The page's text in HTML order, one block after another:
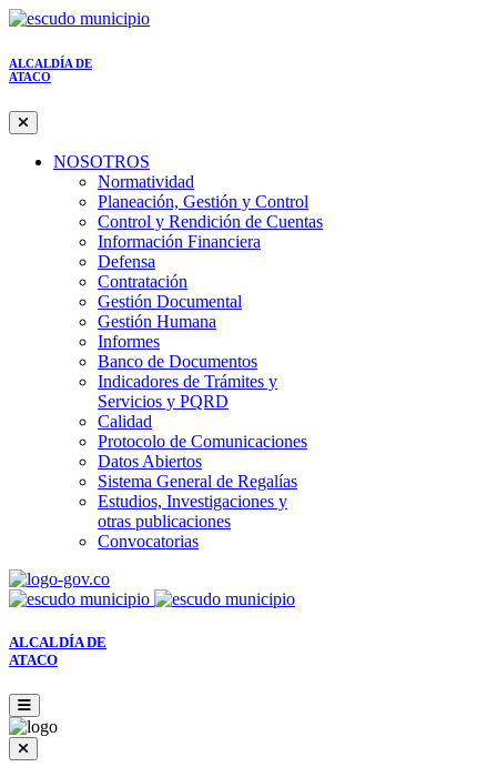
ALCALDÍA DE
ATACO
NOSOTROS
Normatividad
Planeación, Gestión y Control
Control y Rendición de Cuentas
Información Financiera
Defensa
Contratación
Gestión Documental
Gestión Humana
Informes
Banco de Documentos
Indicadores de Trámites y
Servicios y PQRD
Calidad
Protocolo de Comunicaciones
Datos Abiertos
Sistema General de Regalías
Estudios, Investigaciones y
otras publicaciones
Convocatorias
ALCALDÍA DE
ATACO